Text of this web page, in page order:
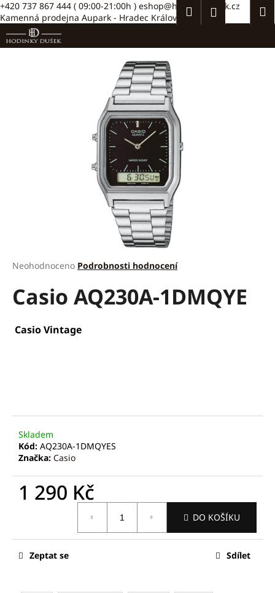
Přejít
na
+420 737 867 444 ( 09:00-21:00h ) eshop@hodinkydusek.cz
Kamenná prodejna Aupark - Hradec Králové >>
HledatPřihlášení
Průměrné
produktu
je
5
Neohodnoceno Podrobnosti hodnocení
Casio AQ230A-1DMQYE
Casio Vintage
Skladem
Kód: AQ230A-1DMQYES
Značka: Casio
1 290 Kč
DO KOŠÍKU
Zeptat se Sdílet
K
o
š
í
Zpět
Zpět
e
n
a
j
í
t
HLEDAT
u